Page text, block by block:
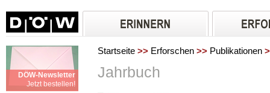
DÖW-Newsletter
Jetzt bestellen!
Startseite >> Erforschen >> Publikationen
Jahrbuch